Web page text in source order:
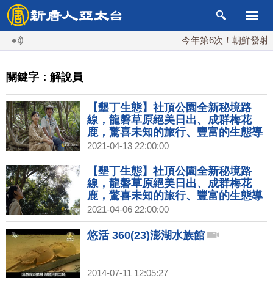
今年第6次！朝鮮發射
關鍵字：解說員
【墾丁生態】社頂公園全新秘境路
線，龍磐草原絕美日出、成群梅花
鹿，驚喜未知的旅行、豐富的生態導
覽！隱藏版生態民宿，一起見證墾丁
自然生態的魅力！｜1000步的繽紛台
灣(375)
2021-04-13 22:00:00
【墾丁生態】社頂公園全新秘境路
線，龍磐草原絕美日出、成群梅花
鹿，驚喜未知的旅行、豐富的生態導
覽！隱藏版生態民宿，一起見證墾丁
自然生態的魅力！｜1000步的繽紛台
灣(375)預告
2021-04-06 22:00:00
悠活 360(23)澎湖水族館
2014-07-11 12:05:27